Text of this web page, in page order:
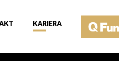
KARIERA